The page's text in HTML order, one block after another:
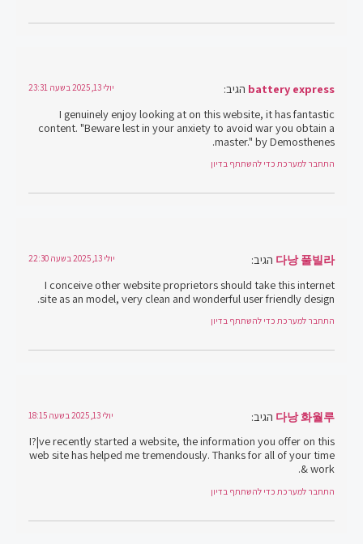
battery express הגיב: יולי 13, 2025 בשעה 23:31
I genuinely enjoy looking at on this website, it has fantastic
content. "Beware lest in your anxiety to avoid war you obtain a
master." by Demosthenes.
התחבר למערכת כדי להשתתף בדיון
다낭 풀빌라 הגיב: יולי 13, 2025 בשעה 22:30
I conceive other website proprietors should take this internet
site as an model, very clean and wonderful user friendly design.
התחבר למערכת כדי להשתתף בדיון
다낭 화월루 הגיב: יולי 13, 2025 בשעה 18:15
I?¦ve recently started a website, the information you offer on this
web site has helped me tremendously. Thanks for all of your time
& work.
התחבר למערכת כדי להשתתף בדיון